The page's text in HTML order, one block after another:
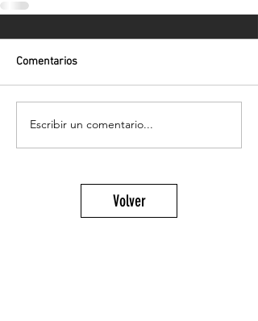
Comentarios
Escribir un comentario...
Volver